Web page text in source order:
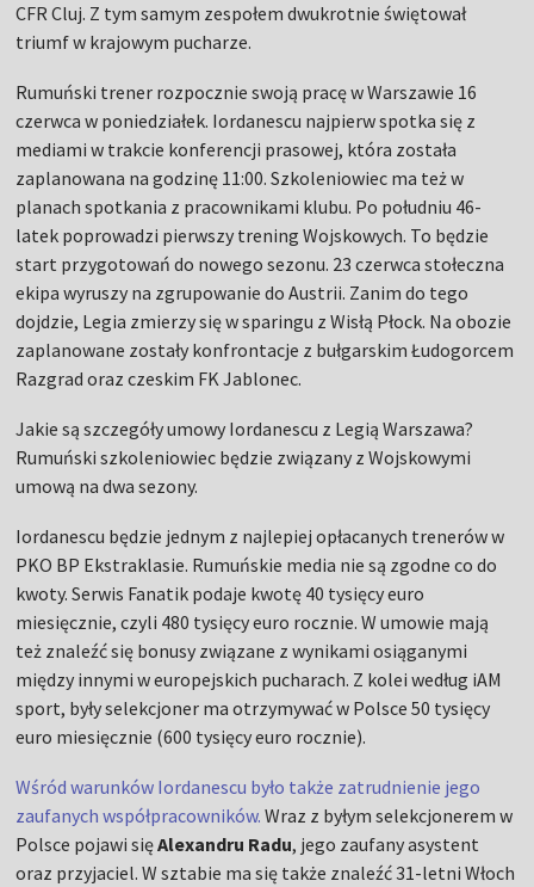
CFR Cluj. Z tym samym zespołem dwukrotnie świętował
triumf w krajowym pucharze.
Rumuński trener rozpocznie swoją pracę w Warszawie 16
czerwca w poniedziałek. Iordanescu najpierw spotka się z
mediami w trakcie konferencji prasowej, która została
zaplanowana na godzinę 11:00. Szkoleniowiec ma też w
planach spotkania z pracownikami klubu. Po południu 46-
latek poprowadzi pierwszy trening Wojskowych. To będzie
start przygotowań do nowego sezonu. 23 czerwca stołeczna
ekipa wyruszy na zgrupowanie do Austrii. Zanim do tego
dojdzie, Legia zmierzy się w sparingu z Wisłą Płock. Na obozie
zaplanowane zostały konfrontacje z bułgarskim Łudogorcem
Razgrad oraz czeskim FK Jablonec.
Jakie są szczegóły umowy Iordanescu z Legią Warszawa?
Rumuński szkoleniowiec będzie związany z Wojskowymi
umową na dwa sezony.
Iordanescu będzie jednym z najlepiej opłacanych trenerów w
PKO BP Ekstraklasie. Rumuńskie media nie są zgodne co do
kwoty. Serwis Fanatik podaje kwotę 40 tysięcy euro
miesięcznie, czyli 480 tysięcy euro rocznie. W umowie mają
też znaleźć się bonusy związane z wynikami osiąganymi
między innymi w europejskich pucharach. Z kolei według iAM
sport, były selekcjoner ma otrzymywać w Polsce 50 tysięcy
euro miesięcznie (600 tysięcy euro rocznie).
Wśród warunków Iordanescu było także zatrudnienie jego
zaufanych współpracowników. Wraz z byłym selekcjonerem w
Polsce pojawi sięAlexandru Radu, jego zaufany asystent
oraz przyjaciel. W sztabie ma się także znaleźć 31-letni Włoch